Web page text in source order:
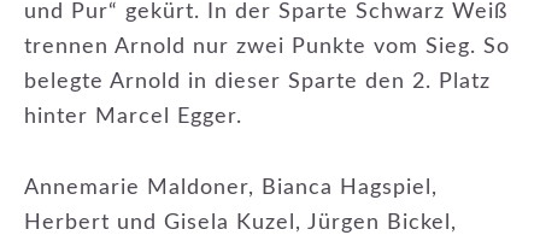
und Pur“ gekürt. In der Sparte Schwarz Weiß
trennen Arnold nur zwei Punkte vom Sieg. So
belegte Arnold in dieser Sparte den 2. Platz
hinter Marcel Egger.
Annemarie Maldoner, Bianca Hagspiel,
Herbert und Gisela Kuzel, Jürgen Bickel,